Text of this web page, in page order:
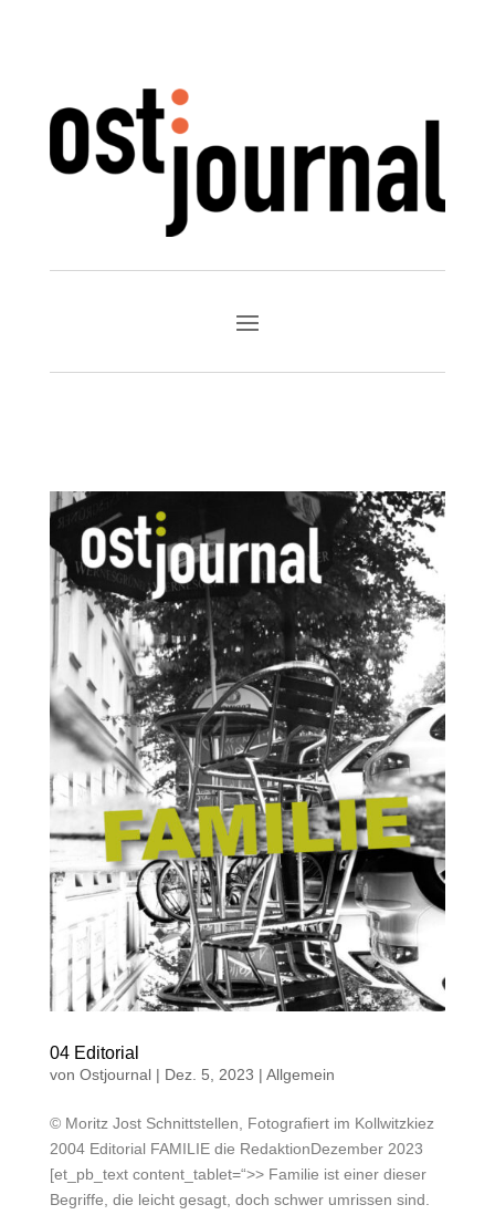
04 Editorial
von Ostjournal| Dez. 5, 2023 | Allgemein
© Moritz Jost Schnittstellen, Fotografiert im Kollwitzkiez
2004 Editorial FAMILIE die RedaktionDezember 2023
[et_pb_text content_tablet=“>> Familie ist einer dieser
Begriffe, die leicht gesagt, doch schwer umrissen sind.